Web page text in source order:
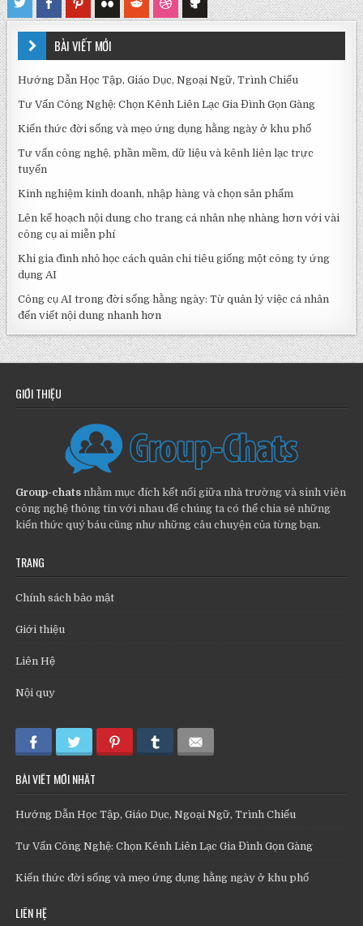
BÀI VIẾT MỚI
Hướng Dẫn Học Tập, Giáo Dục, Ngoại Ngữ, Trình Chiếu
Tư Vấn Công Nghệ: Chọn Kênh Liên Lạc Gia Đình Gọn Gàng
Kiến thức đời sống và mẹo ứng dụng hằng ngày ở khu phố
Tư vấn công nghệ, phần mềm, dữ liệu và kênh liên lạc trực
tuyến
Kinh nghiệm kinh doanh, nhập hàng và chọn sản phẩm
Lên kế hoạch nội dung cho trang cá nhân nhẹ nhàng hơn với vài
công cụ ai miễn phí
Khi gia đình nhỏ học cách quản chi tiêu giống một công ty ứng
dụng AI
Công cụ AI trong đời sống hằng ngày: Từ quản lý việc cá nhân
đến viết nội dung nhanh hơn
GIỚI THIỆU
Group-chats nhằm mục đích kết nối giữa nhà trường và sinh viên
công nghệ thông tin với nhau để chúng ta có thể chia sẻ những
kiến thức quý báu cũng như những câu chuyện của từng bạn.
TRANG
Chính sách bảo mật
Giới thiệu
Liên Hệ
Nội quy
BÀI VIẾT MỚI NHẤT
Hướng Dẫn Học Tập, Giáo Dục, Ngoại Ngữ, Trình Chiếu
Tư Vấn Công Nghệ: Chọn Kênh Liên Lạc Gia Đình Gọn Gàng
Kiến thức đời sống và mẹo ứng dụng hằng ngày ở khu phố
LIÊN HỆ